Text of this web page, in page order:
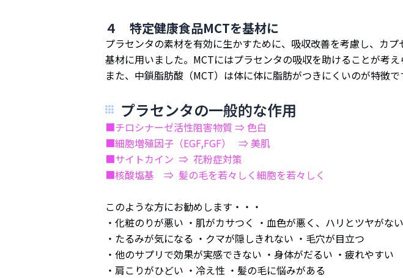
４ 特定健康食品MCTを基材に
プラセンタの素材を有効に生かすために、吸収改善を考慮し、カ
基材に用いました。MCTにはプラセンタの吸収を助けることが考え
また、中鎖脂肪酸（MCT）は体に体に脂肪がつきにくいのが特徴で
プラセンタの一般的な作用
■チロシナーゼ活性阻害物質 ⇒ 色白
■細胞増殖因子（EGF,FGF） ⇒ 美肌
■サイトカイン ⇒ 花粉症対策
■核酸塩基 ⇒ 髪の毛を若々しく細胞を若々しく
このような方にお勧めします・・・
・化粧のりが悪い ・肌がカサつく ・血色が悪く、ハリとツヤがない
・たるみが気になる ・クマが隠しきれない ・毛穴が目立つ
・他のサプリで効果が実感できない ・身体がだるい ・疲れやすい
・肩こりがひどい ・冷え性 ・髪の毛に悩みがある